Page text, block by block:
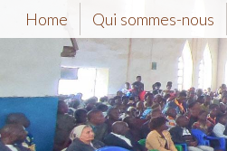
Home Qui sommes-nous